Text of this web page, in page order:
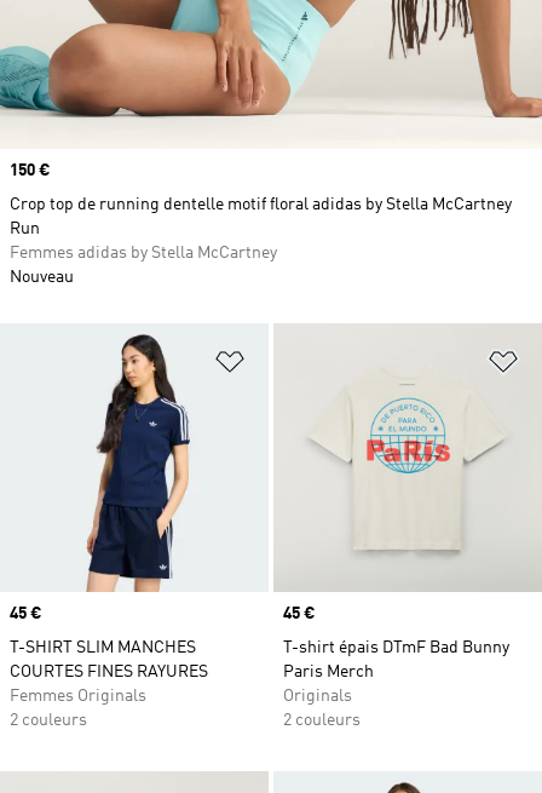
Ajouter à la Liste de produits
Prix
45 €
T-SHIRT SLIM MANCHES
COURTES FINES RAYURES
Femmes Originals
2 couleurs
Prix
45 €
T-shirt épais DTmF Bad Bunny
Paris Merch
Originals
2 couleurs
Prix
150 €
Crop top de running dentelle motif floral adidas by Stella McCartney
Run
Femmes adidas by Stella McCartney
Nouveau